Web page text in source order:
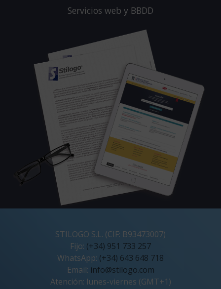
Servicios web y BBDD
STILOGO S.L. (CIF: B93473007)
Fijo: (+34) 951 733 257
WhatsApp: (+34) 643 648 718
Email: info@stilogo.com
Atención: lunes-viernes (GMT+1)